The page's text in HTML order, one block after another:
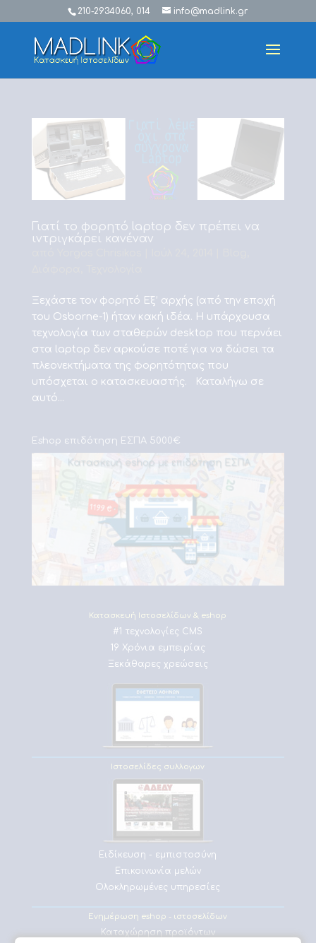
210-2934060, 014 info@madlink.gr
Γιατί το φορητό laptop δεν πρέπει να
ιντριγκάρει κανέναν
Ξεχάστε τον φορητό Εξ’ αρχής (από την εποχή
του Osborne-1) ήταν κακή ιδέα. Η υπάρχουσα
τεχνολογία των σταθερών desktop που περνάει
στα laptop δεν αρκούσε ποτέ για να δώσει τα
πλεονεκτήματα της φορητότητας που
υπόσχεται ο κατασκευαστής. Καταλήγω σε
αυτό...
Eshop επιδότηση ΕΣΠΑ 5000€
Κατασκευή Ιστοσελίδων & eshop
#1 τεχνολογίες CMS
19 Χρόνια εμπειρίας
Ξεκάθαρες χρεώσεις
Ιστοσελίδες συλλογων
Ειδίκευση - εμπιστοσύνη
Επικοινωνία μελών
Ολοκληρωμένες υπηρεσίες
Ενημέρωση eshop - ιστοσελίδων
Καταχώρηση προϊόντων